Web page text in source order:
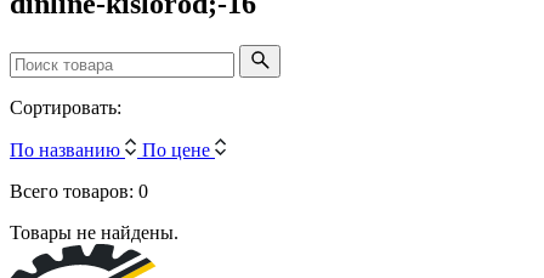
Сортировать:
По названию
По цене
Всего товаров: 0
Товары не найдены.